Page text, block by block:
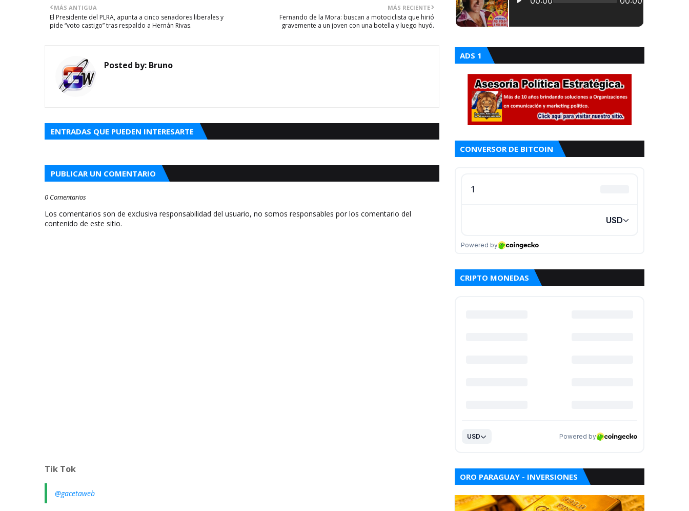
MÁS RECIENTE
Fernando de la Mora: buscan a motociclista que hirió
gravemente a un joven con una botella y luego huyó.
MÁS ANTIGUA
El Presidente del PLRA, apunta a cinco senadores liberales y
pide “voto castigo” tras respaldo a Hernán Rivas.
Posted by: Bruno
ENTRADAS QUE PUEDEN INTERESARTE
PUBLICAR UN COMENTARIO
0 Comentarios
Los comentarios son de exclusiva responsabilidad del usuario, no somos responsables por los comentario del
contenido de este sitio.
Tik Tok
@gacetaweb
ADS 1
CONVERSOR DE BITCOIN
CRIPTO MONEDAS
ORO PARAGUAY - INVERSIONES